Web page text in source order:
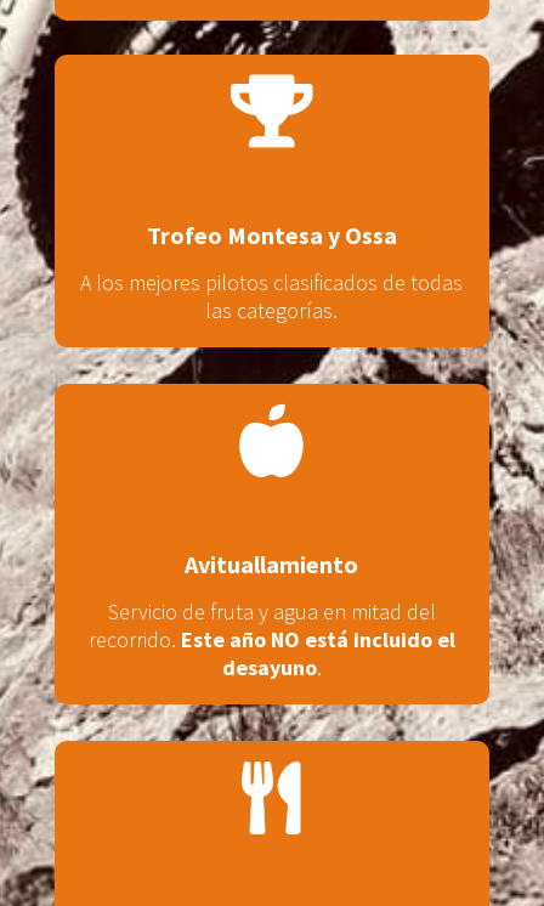

Trofeo Montesa y Ossa
A los mejores pilotos clasificados de todas
las categorías.

Avituallamiento
Servicio de fruta y agua en mitad del
recorrido. Este año NO está incluido el
desayuno.
